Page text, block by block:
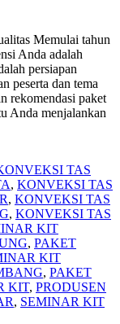
Memulai tahun
Anda adalah
persiapan
peserta dan tema
rekomendasi paket
Anda menjalankan
TAS
, KONVEKSI TAS
, KONVEKSI TAS
, KONVEKSI TAS
KIT
, PAKET
KIT
, PAKET
KIT, PRODUSEN
, SEMINAR KIT